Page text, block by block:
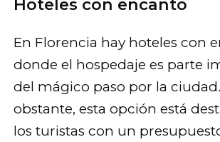
Hoteles con encanto
En Florencia hay hoteles con
donde el hospedaje es parte
del mágico paso por la
obstante, esta opción está
los turistas con un